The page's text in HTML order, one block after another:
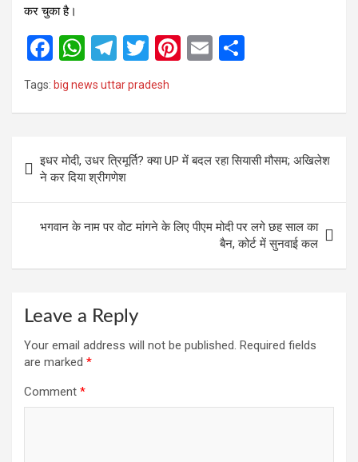
कर चुका है।
F
a
ce
o
o
k
W
at
A
p
p
T
e
a
m
T
wi
tt
Pi
t
E
Tags: big news uttar pradesh
navigation
इधर मोदी, उधर त्रिमूर्ति? क्या UP में बदल रहा सियासी मौसम; अखिलेश
ने कर दिया श्रीगणेश
भगवान के नाम पर वोट मांगने के लिए पीएम मोदी पर लगे छह साल का
बैन, कोर्ट में सुनवाई कल
Leave a Reply
Your email address will not be published. Required fields
are marked *
Comment *